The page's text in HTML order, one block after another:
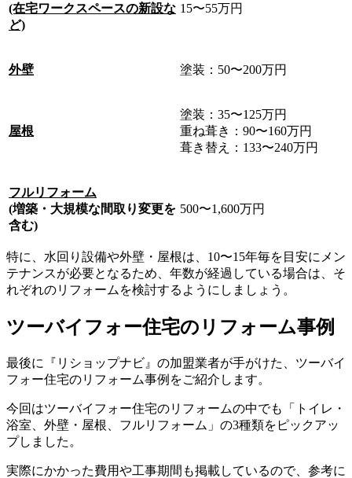
(在宅ワークスペースの新設な
ど)
15〜55万円
外壁 塗装：50〜200万円
屋根
塗装：35〜125万円
重ね葺き：90〜160万円
葺き替え：133〜240万円
フルリフォーム
(増築・大規模な間取り変更を
含む)
500〜1,600万円
特に、水回り設備や外壁・屋根は、10〜15年毎を目安にメン
テナンスが必要となるため、年数が経過している場合は、そ
れぞれのリフォームを検討するようにしましょう。
ツーバイフォー住宅のリフォーム事例
最後に『リショップナビ』の加盟業者が手がけた、ツーバイ
フォー住宅のリフォーム事例をご紹介します。
今回はツーバイフォー住宅のリフォームの中でも「トイレ・
浴室、外壁・屋根、フルリフォーム」の3種類をピックアッ
プしました。
実際にかかった費用や工事期間も掲載しているので、参考に